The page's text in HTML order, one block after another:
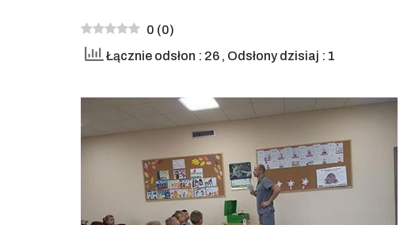
0 (0)
Łącznie odsłon : 26 , Odsłony dzisiaj : 1